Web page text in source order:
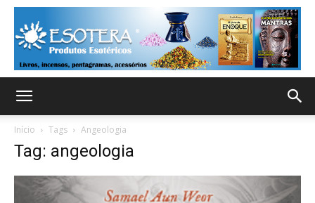
Início Tags Angeologia
Tag: angeologia